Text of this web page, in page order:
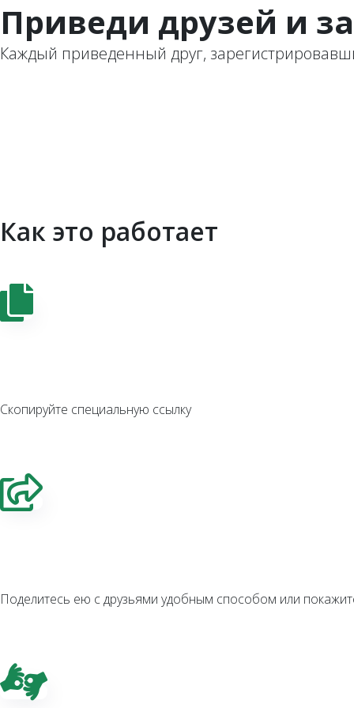
Приведи друзей и
Каждый приведенный друг,
Как это работает
Скопируйте специальную ссылку
Поделитесь ею с друзьями удобным способом или